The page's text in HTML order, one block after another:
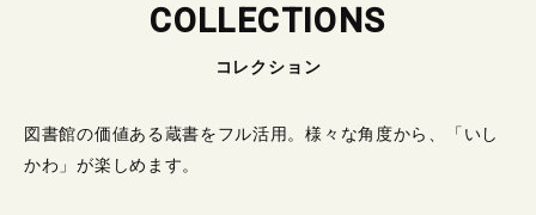
COLLECTIONS
コレクション
図書館の価値ある蔵書をフル活用。様々な角度から、「いし
かわ」が楽しめます。